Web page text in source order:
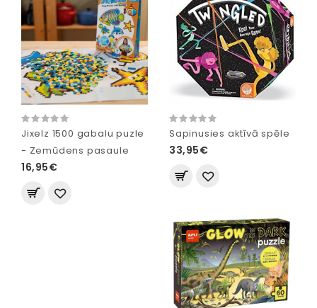
Jixelz 1500 gabalu puzle
- Zemūdens pasaule
16,95€
Sapinusies aktīvā spēle
33,95€